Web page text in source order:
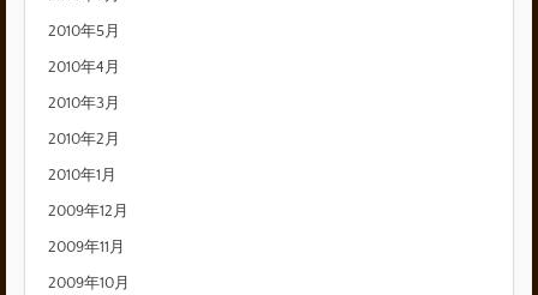
2010年5月
2010年4月
2010年3月
2010年2月
2010年1月
2009年12月
2009年11月
2009年10月